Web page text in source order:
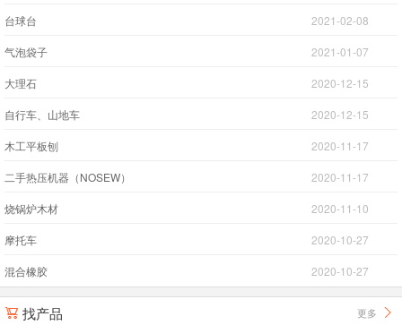
台球台 2021-02-08
气泡袋子 2021-01-07
大理石 2020-12-15
自行车、山地车 2020-12-15
木工平板刨 2020-11-17
二手热压机器（NOSEW） 2020-11-17
烧锅炉木材 2020-11-10
摩托车 2020-10-27
混合橡胶 2020-10-27
 找产品 更多 